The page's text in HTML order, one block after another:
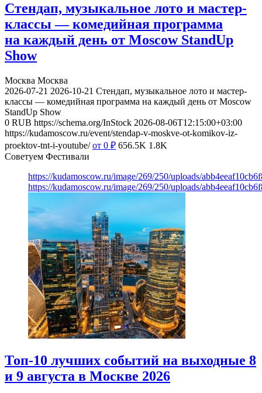
Стендап, музыкальное лото и мастер-
классы — комедийная программа
на каждый день от Moscow StandUp
Show
Москва Москва
2026-07-21 2026-10-21 Стендап, музыкальное лото и мастер-
классы — комедийная программа на каждый день от Moscow
StandUp Show
0 RUB https://schema.org/InStock 2026-08-06T12:15:00+03:00
https://kudamoscow.ru/event/stendap-v-moskve-ot-komikov-iz-
proektov-tnt-i-youtube/ от 0 ₽ 656.5K 1.8K
Советуем Фестивали
https://kudamoscow.ru/image/269/250/uploads/
https://kudamoscow.ru/image/269/250/uploads/
Топ-10 лучших событий на выходные 8
и 9 августа в Москве 2026